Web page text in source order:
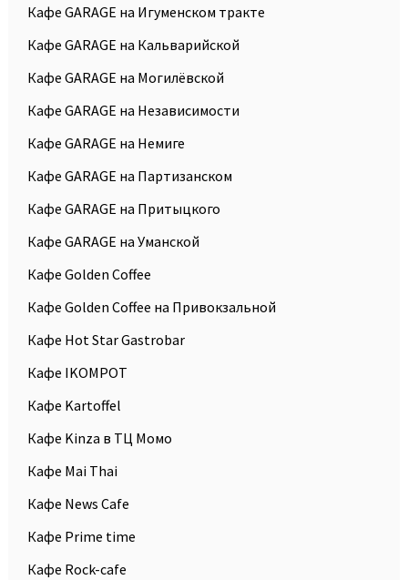
Кафе GARAGE на Игуменском тракте
Кафе GARAGE на Кальварийской
Кафе GARAGE на Могилёвской
Кафе GARAGE на Независимости
Кафе GARAGE на Немиге
Кафе GARAGE на Партизанском
Кафе GARAGE на Притыцкого
Кафе GARAGE на Уманской
Кафе Golden Coffee
Кафе Golden Coffee на Привокзальной
Кафе Hot Star Gastrobar
Кафе IKOMPOT
Кафе Kartoffel
Кафе Kinza в ТЦ Момо
Кафе Mai Thai
Кафе News Cafe
Кафе Prime time
Кафе Rock-cafe